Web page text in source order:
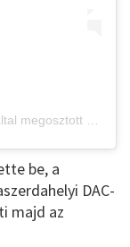
be, a
DAC-
majd az